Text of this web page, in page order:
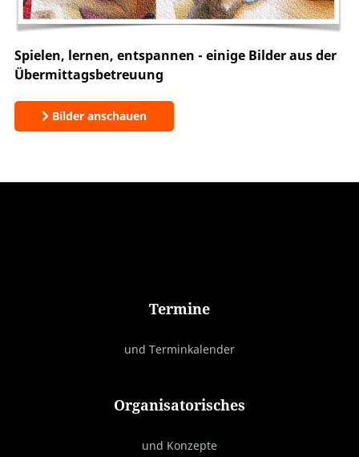
Spielen, lernen, entspannen - einige Bilder aus der
Übermittagsbetreuung
Bilder anschauen
Termine
und Terminkalender
Organisatorisches
und Konzepte